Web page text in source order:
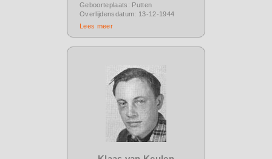
Geboorteplaats: Putten
Overlijdensdatum: 13-12-1944
Lees meer